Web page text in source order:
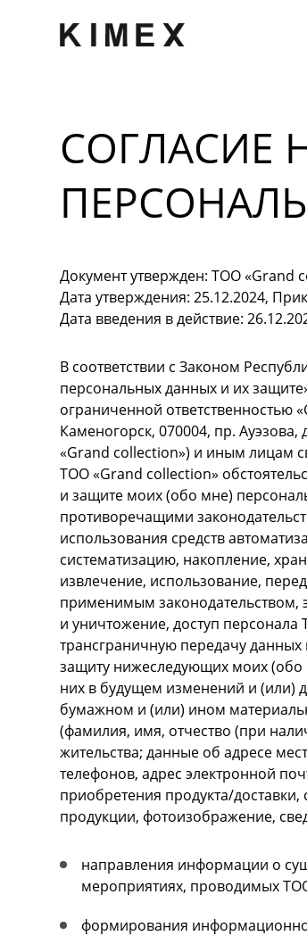
СОГЛАСИЕ
Документ утвержден: ТОО «Grand
Дата утверждения: 25.12.2024,
Дата введения в действие:
В соответствии с Законом
персональных данных и их
ограниченной ответственностью
Каменогорск, 070004, пр. Ауэзова,
«Grand collection») и иным лицам
ТОО «Grand collection»
и защите моих (обо мне)
противоречащими
использования средств
систематизацию, накопление,
извлечение, использование,
применимым законодательством,
и уничтожение, доступ
трансграничную передачу
защиту нижеследующих моих
них в будущем изменений и (или)
бумажном и (или) ином
(фамилия, имя, отчество (при
жительства; данные об адресе
телефонов, адрес электронной
приобретения продукта/
продукции, фотоизображение,
направления информации о
мероприятиях, проводимых
формирования